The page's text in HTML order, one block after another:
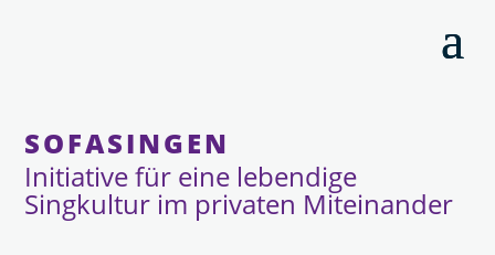
SOFASINGEN
Initiative für eine lebendige
Singkultur im privaten Miteinander